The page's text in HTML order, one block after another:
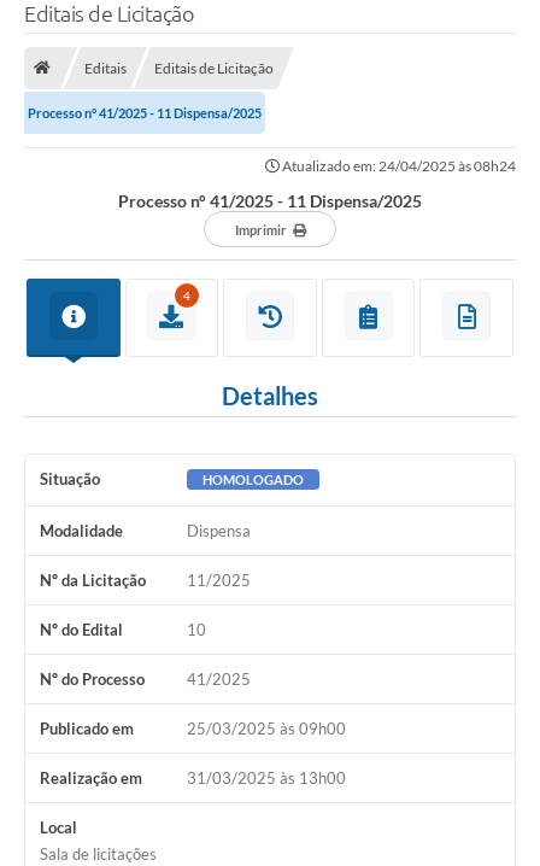
Defesa Civil
AQUI TEM SEBRAE
DOCUMENTOS
Cultura
Meio Ambiente
Conheça Delfim Moreira
JORNADA DO PATRIMÔNIO
Contratos
Editais de Licitação
Editais Editais de Licitação
Processo n° 41/2025 - 11 Dispensa/2025
Atualizado em: 24/04/2025 às 08h24
Processo n° 41/2025 - 11 Dispensa/2025
Imprimir
4
Detalhes
Situação HOMOLOGADO
Modalidade Dispensa
Nº da Licitação 11/2025
Nº do Edital 10
Nº do Processo 41/2025
Publicado em 25/03/2025 às 09h00
Realização em 31/03/2025 às 13h00
Local
Sala de licitações